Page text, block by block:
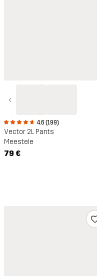
‹
4.6 (199)
Vector 2L Pants
Meestele
79 €